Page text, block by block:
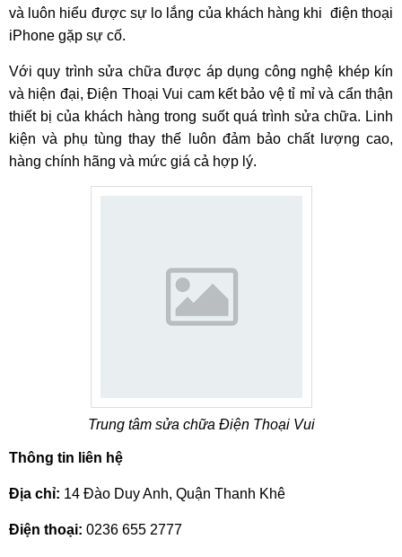
và luôn hiểu được sự lo lắng của khách hàng khi điện thoại
iPhone gặp sự cố.
Với quy trình sửa chữa được áp dụng công nghệ khép kín
và hiện đại, Điện Thoại Vui cam kết bảo vệ tỉ mỉ và cẩn thận
thiết bị của khách hàng trong suốt quá trình sửa chữa. Linh
kiện và phụ tùng thay thế luôn đảm bảo chất lượng cao,
hàng chính hãng và mức giá cả hợp lý.
Trung tâm sửa chữa Điện Thoại Vui
Thông tin liên hệ
Địa chỉ: 14 Đào Duy Anh, Quận Thanh Khê
Điện thoại: 0236 655 2777